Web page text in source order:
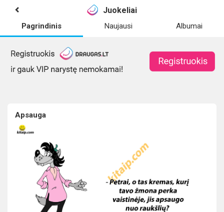
Juokeliai
Pagrindinis Naujausi Albumai
Apsauga